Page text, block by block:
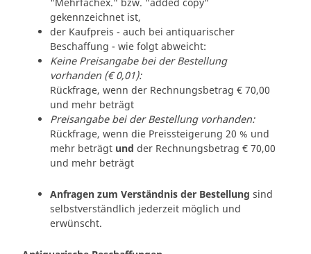
gekennzeichnet ist,
der Kaufpreis - auch bei antiquarischer
Beschaffung - wie folgt abweicht:
Keine Preisangabe bei der Bestellung
vorhanden (€ 0,01):
Rückfrage, wenn der Rechnungsbetrag € 70,00
und mehr beträgt
Preisangabe bei der Bestellung vorhanden:
Rückfrage, wenn die Preissteigerung 20 % und
mehr beträgt und der Rechnungsbetrag € 70,00
und mehr beträgt
Anfragen zum Verständnis der Bestellung sind
selbstverständlich jederzeit möglich und
erwünscht.